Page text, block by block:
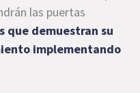
las puertas
que demuestran su
implementando